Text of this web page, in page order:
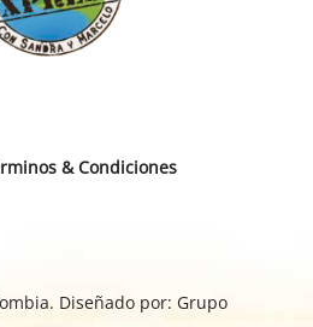
& Condiciones
Diseñado por: Grupo